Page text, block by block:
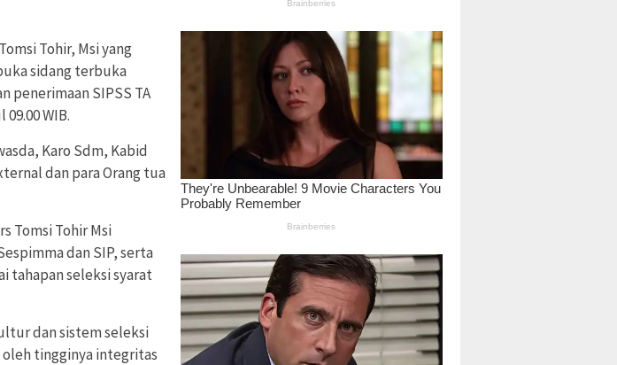
Tohir, Msi yang
sidang terbuka
penerimaan SIPSS TA
WIB.
Karo Sdm, Kabid
dan para Orang tua
Tomsi Tohir Msi
dan SIP, serta
tahapan seleksi syarat
dan sistem seleksi
tingginya integritas